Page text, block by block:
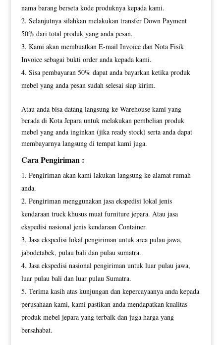
nama barang berseta kode produknya kepada kami.
Selanjutnya silahkan melakukan transfer Down Payment
50% dari total produk yang anda pesan.
Kami akan membuatkan E-mail Invoice dan Nota Fisik
Invoice sebagai bukti order anda kepada kami.
Sisa pembayaran 50% dapat anda bayarkan ketika produk
mebel yang anda pesan sudah selesai siap kirim.
Atau anda bisa datang langsung ke Warehouse kami yang
berada di Kota Jepara untuk melakukan pembelian produk
mebel yang anda inginkan (jika ready stock) serta anda dapat
membayarnya langsung di tempat kami juga.
Cara Pengiriman :
Pengiriman akan kami lakukan langsung ke alamat rumah
anda.
Pengiriman menggunakan jasa ekspedisi lokal jenis
kendaraan truck khusus muat furniture jepara. Atau jasa
ekspedisi nasional jenis kendaraan Container.
Jasa ekspedisi lokal pengiriman untuk area pulau jawa,
jabodetabek, pulau bali dan pulau sumatra.
Jasa ekspedisi nasional pengiriman untuk luar pulau jawa,
luar pulau bali dan luar pulau Sumatra.
Terima kasih atas kunjungan dan kepercayaanya anda kepada
perusahaan kami, kami pastikan anda mendapatkan kualitas
produk mebel jepara yang terbaik dan juga harga yang
bersahabat.